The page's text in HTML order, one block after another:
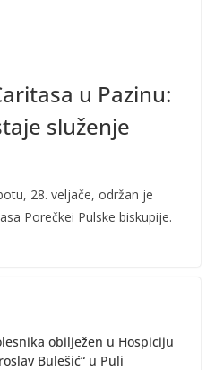
u Pazinu:
služenje
28. veljače, održan je
Porečkei Pulske biskupije.
obilježen u Hospiciju
Bulešić“ u Puli